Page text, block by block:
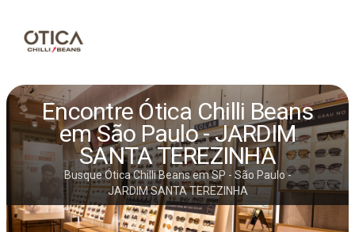
Encontre Ótica Chilli Beans
em São Paulo - JARDIM
SANTA TEREZINHA
Busque Ótica Chilli Beans em SP - São Paulo -
JARDIM SANTA TEREZINHA